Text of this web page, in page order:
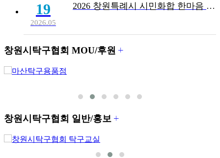
19
2026.05
2026 창원특례시 시민화합 한마음 생활체육대축전 탁구대회
창원시탁구협회 MOU/후원
더
창원시탁구협회 일반/홍보
더